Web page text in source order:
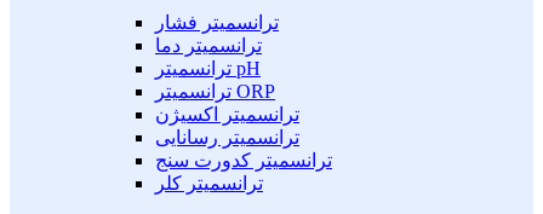
ترانسمیتر فشار
ترانسمیتر دما
ترانسمیتر pH
ترانسمیتر ORP
ترانسمیتر اکسیژن
ترانسمیتر رسانایی
ترانسمیتر کدورت سنج
ترانسمیتر کلر